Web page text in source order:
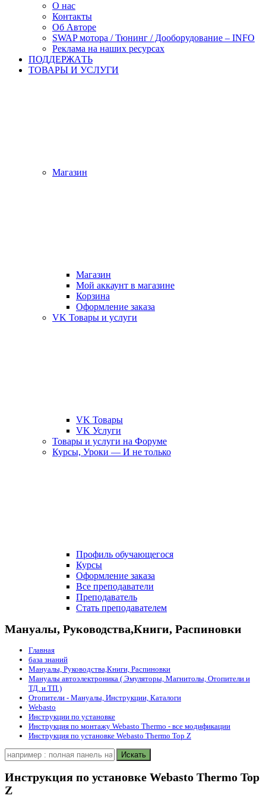
О нас
Контакты
Об Авторе
SWAP мотора / Тюнинг / Дооборудование – INFO
Реклама на наших ресурсах
ПОДДЕРЖАTЬ
ТОВАРЫ И УСЛУГИ
Магазин
Магазин
Мой аккаунт в магазине
Корзина
Оформление заказа
VK Товары и услуги
VK Товары
VK Услуги
Товары и услуги на Форуме
Курсы, Уроки — И не только
Профиль обучающегося
Курсы
Оформление заказа
Все преподаватели
Преподаватель
Стать преподавателем
Мануалы, Руководства,Книги, Распиновки
Главная
база знаний
Мануалы, Руководства,Книги, Распиновки
Мануалы автоэлектроника ( Эмуляторы, Магнитолы, Отопители и
ТД. и ТП.)
Отопители - Мануалы, Инструкции, Каталоги
Webasto
Инструкции по установке
Инструкция по монтажу Webasto Thermo - все модификации
Инструкция по установке Webasto Thermo Top Z
Инструкция по установке Webasto Thermo Top
Z